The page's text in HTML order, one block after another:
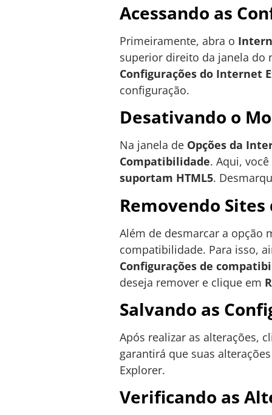
Acessando as
Primeiramente, abra o
superior direito da janela do
Configurações do Internet
configuração.
Desativando o
Na janela de Opções da
Compatibilidade. Aqui,
suportam HTML5.
Removendo
Além de desmarcar a opção
compatibilidade. Para isso,
Configurações de
deseja remover e clique em
Salvando as
Após realizar as alterações,
garantirá que suas
Explorer.
Verificando as